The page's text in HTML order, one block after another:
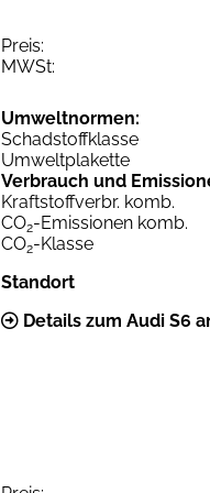
Preis:
MWSt:
Umweltnormen:
Schadstoffklasse
Umweltplakette
Verbrauch und
Kraftstoffverbr. komb.
CO2-Emissionen komb.
CO2-Klasse
Standort
Details zum Audi S6